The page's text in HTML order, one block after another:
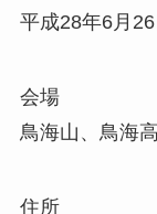
平成28年6月26
会場
鳥海山、鳥海
住所